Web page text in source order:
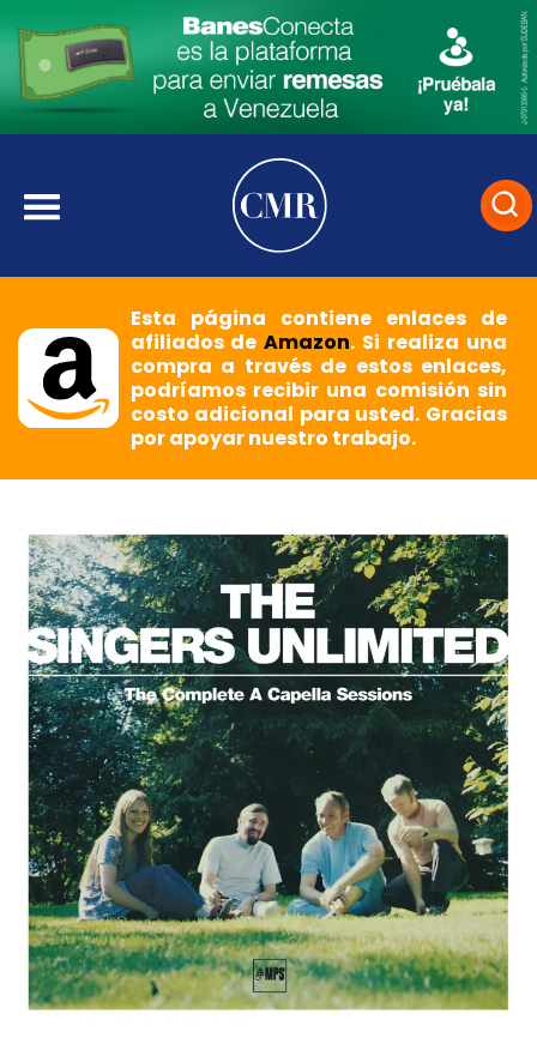
Esta página contiene enlaces de
afiliados deAmazon. Si realiza una
compra a través de estos enlaces,
podríamos recibir una comisión sin
costo adicional para usted. Gracias
por apoyar nuestro trabajo.